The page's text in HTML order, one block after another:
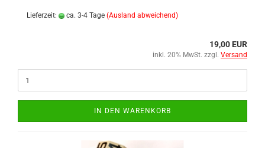
Lieferzeit: ca. 3-4 Tage (Ausland abweichend)
19,00 EUR
inkl. 20% MwSt. zzgl. Versand
IN DEN WARENKORB